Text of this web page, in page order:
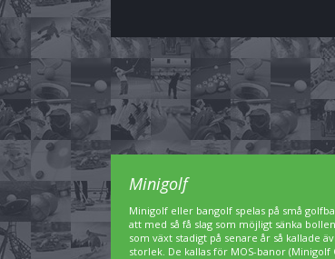
Minigolf
Minigolf eller bangolf spelas på små
att med så få slag som möjligt sänka
som växt stadigt på senare år så kallade
storlek. De kallas för MOS-banor